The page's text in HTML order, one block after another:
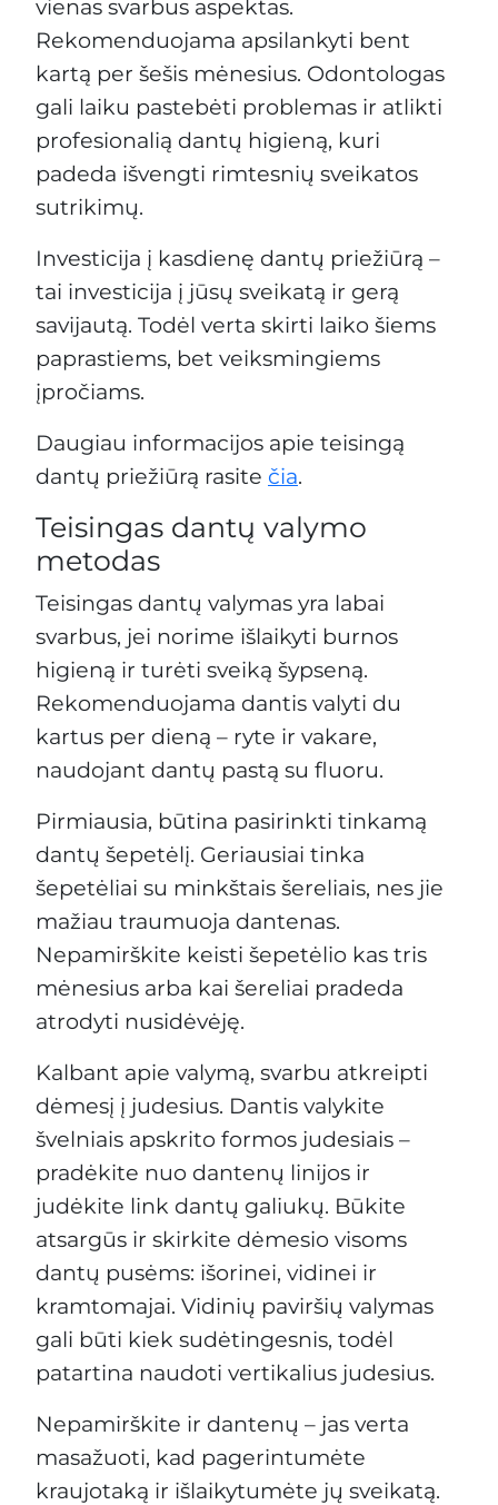
vienas svarbus aspektas.
Rekomenduojama apsilankyti bent
kartą per šešis mėnesius. Odontologas
gali laiku pastebėti problemas ir atlikti
profesionalią dantų higieną, kuri
padeda išvengti rimtesnių sveikatos
sutrikimų.
Investicija į kasdienę dantų priežiūrą –
tai investicija į jūsų sveikatą ir gerą
savijautą. Todėl verta skirti laiko šiems
paprastiems, bet veiksmingiems
įpročiams.
Daugiau informacijos apie teisingą
dantų priežiūrą rasite čia.
Teisingas dantų valymo
metodas
Teisingas dantų valymas yra labai
svarbus, jei norime išlaikyti burnos
higieną ir turėti sveiką šypseną.
Rekomenduojama dantis valyti du
kartus per dieną – ryte ir vakare,
naudojant dantų pastą su fluoru.
Pirmiausia, būtina pasirinkti tinkamą
dantų šepetėlį. Geriausiai tinka
šepetėliai su minkštais šereliais, nes jie
mažiau traumuoja dantenas.
Nepamirškite keisti šepetėlio kas tris
mėnesius arba kai šereliai pradeda
atrodyti nusidėvėję.
Kalbant apie valymą, svarbu atkreipti
dėmesį į judesius. Dantis valykite
švelniais apskrito formos judesiais –
pradėkite nuo dantenų linijos ir
judėkite link dantų galiukų. Būkite
atsargūs ir skirkite dėmesio visoms
dantų pusėms: išorinei, vidinei ir
kramtomajai. Vidinių paviršių valymas
gali būti kiek sudėtingesnis, todėl
patartina naudoti vertikalius judesius.
Nepamirškite ir dantenų – jas verta
masažuoti, kad pagerintumėte
kraujotaką ir išlaikytumėte jų sveikatą.